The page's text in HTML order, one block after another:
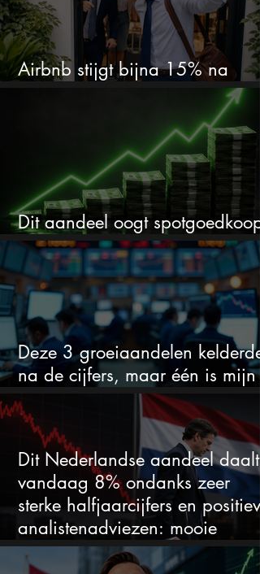
Airbnb stijgt bijna 15% na
cijfers: vooral dit AI-cijfer valt op
Dit aandeel oogt spotgoedkoop
voor hoeveel het kan stijgen
Deze 3 groeiaandelen
na de cijfers, maar één is mijn
duidelijke favoriet
Dit Nederlandse aandeel daalt
vandaag 8% ondanks zeer
sterke halfjaarcijfers en positieve
analistenadviezen: mooie
koopkans?